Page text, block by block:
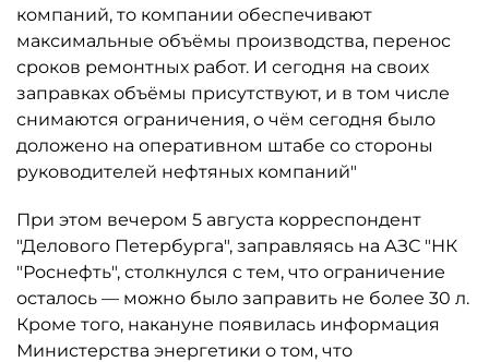
компаний, то компании обеспечивают
максимальные объёмы производства, перенос
сроков ремонтных работ. И сегодня на своих
заправках объёмы присутствуют, и в том числе
снимаются ограничения, о чём сегодня было
доложено на оперативном штабе со стороны
руководителей нефтяных компаний"
При этом вечером 5 августа корреспондент
"Делового Петербурга", заправляясь на АЗС "НК
"Роснефть", столкнулся с тем, что ограничение
осталось ­— можно было заправить не более 30 л.
Кроме того, накануне появилась информация
Министерства энергетики о том, что